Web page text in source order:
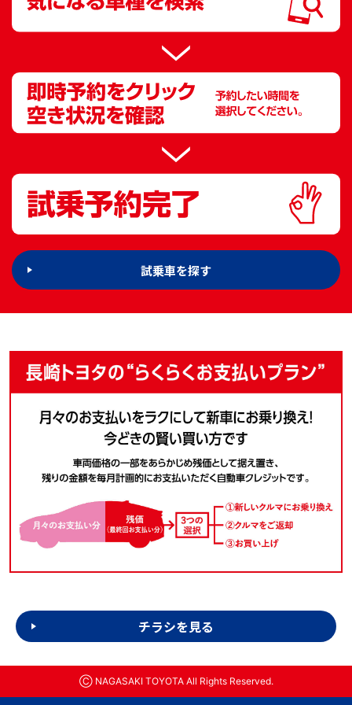
試乗車を探す
チラシを見る
Ⓒ NAGASAKI TOYOTA All Rights Reserved.